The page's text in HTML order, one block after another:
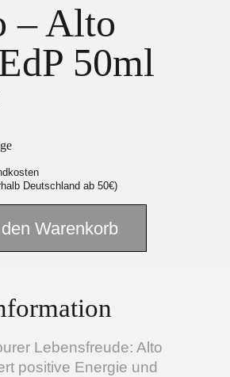
– Alto
50ml
Deutschland ab 50€)
Warenkorb
Lebensfreude: Alto
positive Energie und